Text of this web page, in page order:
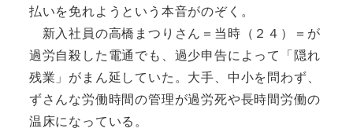
払いを免れようという本音がのぞく。
新入社員の高橋まつりさん＝当時（２４）＝が
過労自殺した電通でも、過少申告によって「隠れ
残業」がまん延していた。大手、中小を問わず、
ずさんな労働時間の管理が過労死や長時間労働の
温床になっている。